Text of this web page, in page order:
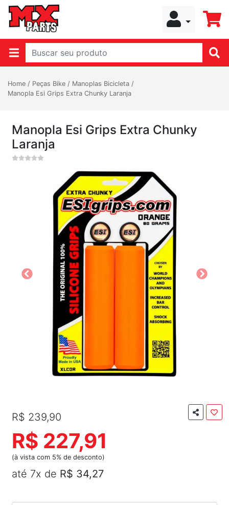
Home / Peças Bike / Manoplas Bicicleta /
Manopla Esi Grips Extra Chunky Laranja
Manopla Esi Grips Extra Chunky
Laranja
R$ 239,90
R$ 227,91
(à vista com 5% de desconto)
até 7x de R$ 34,27